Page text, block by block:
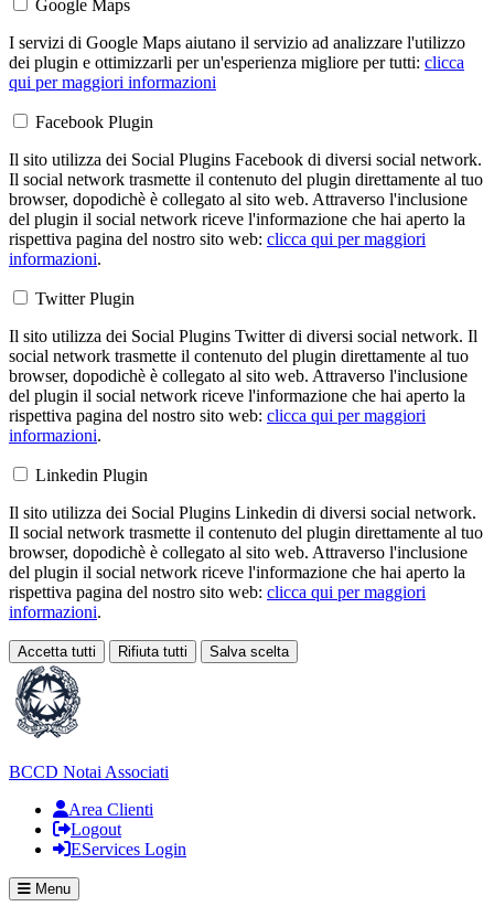
Google Maps
I servizi di Google Maps aiutano il servizio ad analizzare l'utilizzo
dei plugin e ottimizzarli per un'esperienza migliore per tutti: clicca
qui per maggiori informazioni
Facebook Plugin
Il sito utilizza dei Social Plugins Facebook di diversi social network.
Il social network trasmette il contenuto del plugin direttamente al tuo
browser, dopodichè è collegato al sito web. Attraverso l'inclusione
del plugin il social network riceve l'informazione che hai aperto la
rispettiva pagina del nostro sito web: clicca qui per maggiori
informazioni.
Twitter Plugin
Il sito utilizza dei Social Plugins Twitter di diversi social network. Il
social network trasmette il contenuto del plugin direttamente al tuo
browser, dopodichè è collegato al sito web. Attraverso l'inclusione
del plugin il social network riceve l'informazione che hai aperto la
rispettiva pagina del nostro sito web: clicca qui per maggiori
informazioni.
Linkedin Plugin
Il sito utilizza dei Social Plugins Linkedin di diversi social network.
Il social network trasmette il contenuto del plugin direttamente al tuo
browser, dopodichè è collegato al sito web. Attraverso l'inclusione
del plugin il social network riceve l'informazione che hai aperto la
rispettiva pagina del nostro sito web: clicca qui per maggiori
informazioni.
Accetta tutti Rifiuta tutti Salva scelta
Loading...
BCCD Notai Associati
Area Clienti
Logout
EServices Login
Menu